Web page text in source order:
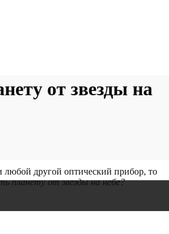
от звезды на
любой другой оптический прибор, то
планету от звезды на небе?